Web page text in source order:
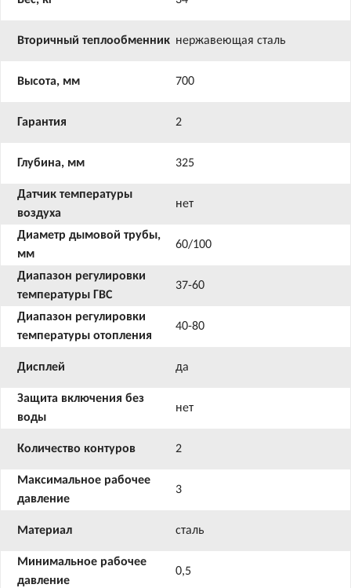
Вторичный теплообменник нержавеющая сталь
Высота, мм 700
Гарантия 2
Глубина, мм 325
Датчик температуры
воздуха
нет
Диаметр дымовой трубы,
мм
60/100
Диапазон регулировки
температуры ГВС
37-60
Диапазон регулировки
температуры отопления
40-80
Дисплей да
Защита включения без
воды
нет
Количество контуров 2
Максимальное рабочее
давление
3
Материал сталь
Минимальное рабочее
давление
0,5